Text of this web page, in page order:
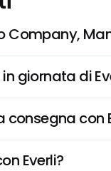
Company,
giornata di
con
Everli?